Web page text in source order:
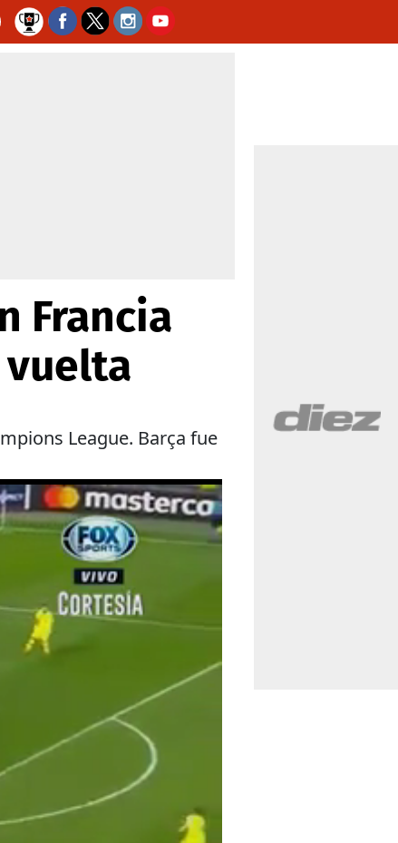
Francia
League. Barça fue